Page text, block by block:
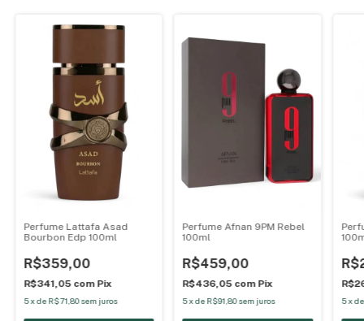
Perfume Lattafa Asad
Bourbon Edp 100ml
R$359,00
R$341,05 com Pix
5xdeR$71,80 sem juros
Perfume Afnan 9PM Rebel
100ml
R$459,00
R$436,05 com Pix
5xdeR$91,80 sem juros 5x